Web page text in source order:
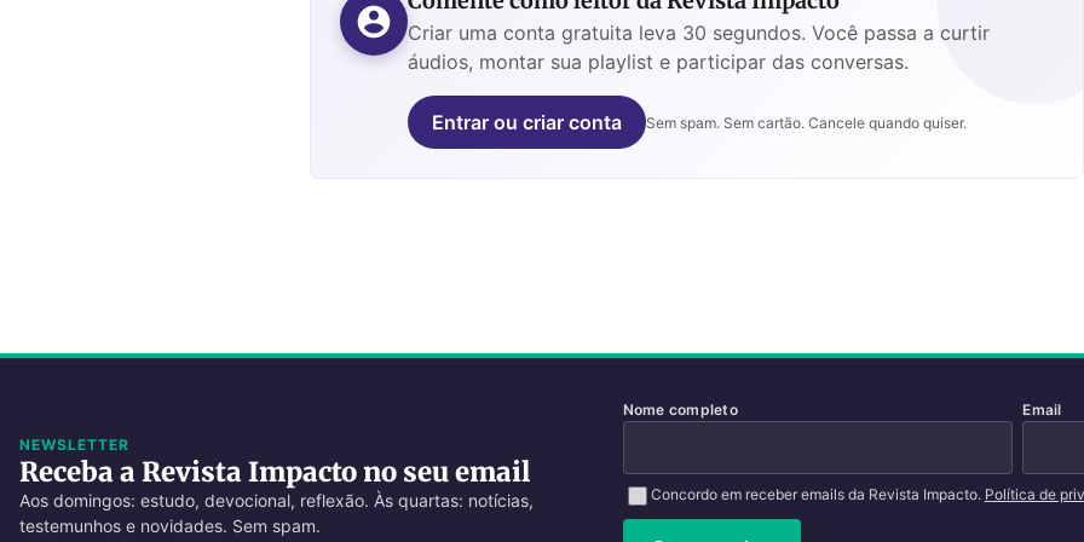
Criar uma conta gratuita leva 30 segundos. Você passa a curtir
áudios, montar sua playlist e participar das conversas.
Entrar ou criar conta Sem spam. Sem cartão. Cancele quando quiser.
NEWSLETTER
Receba a Revista Impacto no seu email
Aos domingos: estudo, devocional, reflexão. Às quartas: notícias,
testemunhos e novidades. Sem spam.
Nome completo Email
Concordo em receber emails da Revista Impacto. Política de